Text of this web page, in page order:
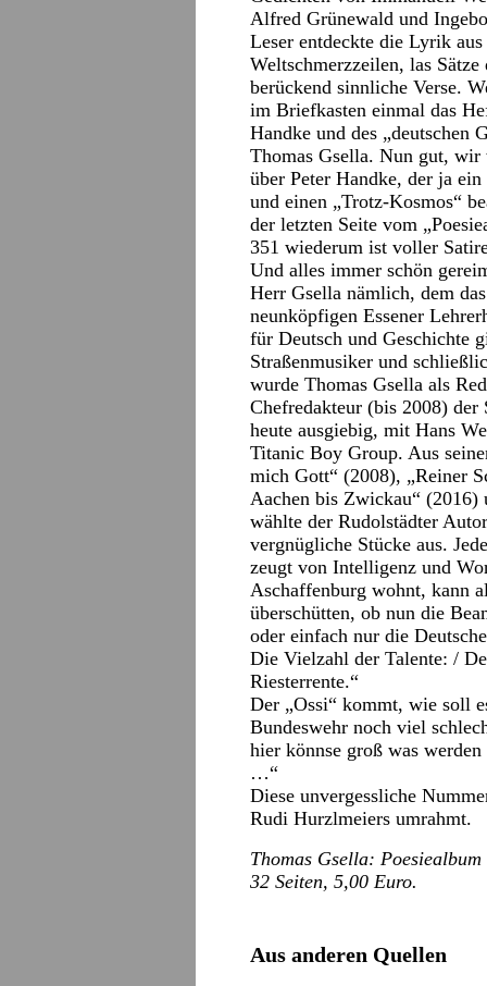
Alfred Grünewald und
Leser entdeckte die Lyrik
Weltschmerzzeilen, las
berückend sinnliche Verse.
im Briefkasten einmal das
Handke und des „deutschen
Thomas Gsella. Nun gut,
über Peter Handke, der ja
und einen „Trotz-Kosmos“
der letzten Seite vom
351 wiederum ist voller
Und alles immer schön
Herr Gsella nämlich, dem
neunköpfigen Essener
für Deutsch und Geschichte
Straßenmusiker und
wurde Thomas Gsella als
Chefredakteur (bis 2008)
heute ausgiebig, mit Hans
Titanic Boy Group. Aus
mich Gott“ (2008), „Reiner
Aachen bis Zwickau“ (2016)
wählte der Rudolstädter
vergnügliche Stücke aus.
zeugt von Intelligenz und
Aschaffenburg wohnt, kann
überschütten, ob nun die
oder einfach nur die
Die Vielzahl der Talente: /
Riesterrente.“
Der „Ossi“ kommt, wie soll
Bundeswehr noch viel
hier könnse groß was
…“
Diese unvergessliche
Rudi Hurzlmeiers umrahmt.
Thomas Gsella:
32 Seiten, 5,00 Euro.
Aus anderen Quellen